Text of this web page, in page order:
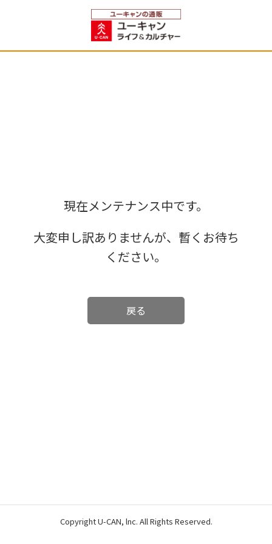
現在メンテナンス中です。
大変申し訳ありませんが、暫くお待ち
ください。
戻る
Copyright U-CAN, lnc. All Rights Reserved.